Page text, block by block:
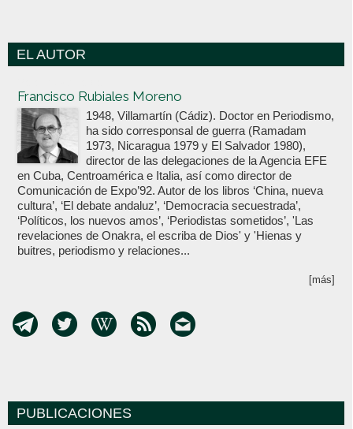
EL AUTOR
Francisco Rubiales Moreno
1948, Villamartín (Cádiz). Doctor en Periodismo,
ha sido corresponsal de guerra (Ramadam
1973, Nicaragua 1979 y El Salvador 1980),
director de las delegaciones de la Agencia EFE
en Cuba, Centroamérica e Italia, así como director de
Comunicación de Expo’92. Autor de los libros ‘China, nueva
cultura’, ‘El debate andaluz’, ‘Democracia secuestrada’,
‘Políticos, los nuevos amos’, ‘Periodistas sometidos’, 'Las
revelaciones de Onakra, el escriba de Dios' y 'Hienas y
buitres, periodismo y relaciones...
[más]
PUBLICACIONES